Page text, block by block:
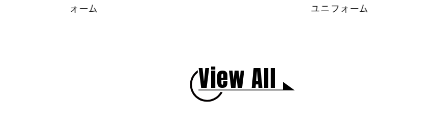
ォーム
ユニフォーム
View All